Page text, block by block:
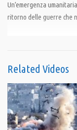
Un’emergenza
ritorno delle guerre che
Category: Il Punto di Giulietto
Tags:
Giulietto Chiesa,
PandoraTV,Pantelleria, Siria ,
Related Videos